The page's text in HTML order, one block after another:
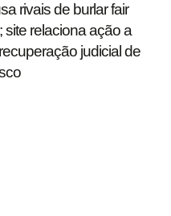
rivais de burlar fair
site relaciona ação a
judicial de